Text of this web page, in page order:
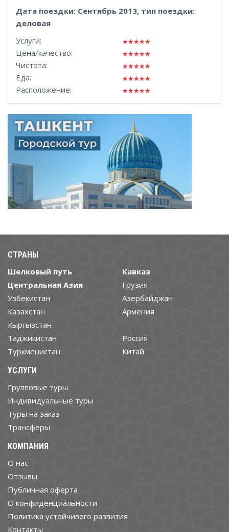
Дата поездки: Сентябрь 2013, тип поездки:
деловая
Услуги:
Цена/качество:
Чистота:
Еда:
Расположение:
СТРАНЫ
Шелковый путь
Центральная Азия
Узбекистан
Казахстан
Кыргызстан
Таджикистан
Туркменистан
Кавказ
Грузия
Азербайджан
Армения
Россия
Китай
УСЛУГИ
Групповые туры
Индивидуальные туры
Туры на заказ
Трансферы
КОМПАНИЯ
О нас
Отзывы
Публичная оферта
О конфиденциальности
Политика устойчивого развития
Контакты